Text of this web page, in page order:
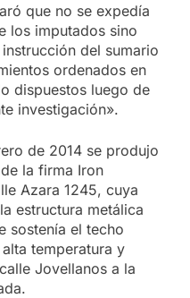
que no se expedía
los imputados sino
del sumario
ordenados en
dispuestos luego de
investigación».
de 2014 se produjo
la firma Iron
Azara 1245, cuya
estructura metálica
sostenía el techo
temperatura y
Jovellanos a la